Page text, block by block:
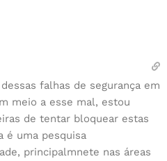
falhas de segurança em
meio a esse mal, estou
de tentar bloquear estas
é uma pesquisa
principalmnete nas áreas